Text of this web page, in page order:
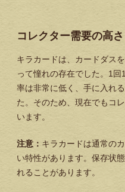
コレクター需要の高さ
キラカードは、カードダス
って憧れの存在でした。1
率は非常に低く、手に入れ
た。そのため、現在でもコ
います。
注意： キラカードは通常の
い特性があります。保存状
れることがあります。